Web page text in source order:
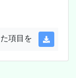
項目を